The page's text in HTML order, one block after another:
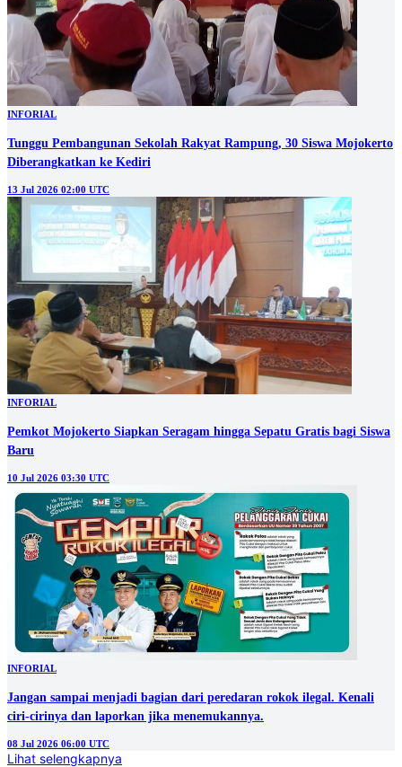
INFORIAL
Tunggu Pembangunan Sekolah Rakyat Rampung, 30 Siswa Mojokerto
Diberangkatkan ke Kediri
13 Jul 2026 02:00 UTC
INFORIAL
Pemkot Mojokerto Siapkan Seragam hingga Sepatu Gratis bagi Siswa
Baru
10 Jul 2026 03:30 UTC
INFORIAL
Jangan sampai menjadi bagian dari peredaran rokok ilegal. Kenali
ciri-cirinya dan laporkan jika menemukannya.
08 Jul 2026 06:00 UTC
Lihat selengkapnya